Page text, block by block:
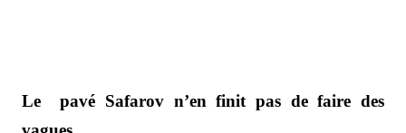
Le
pavé Safarov n’en finit pas de faire des